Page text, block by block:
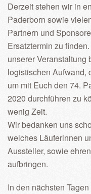
Derzeit stehen wir in
Paderborn sowie
Partnern und
Ersatztermin zu
unserer Veranstaltung
logistischen Aufwand,
um mit Euch den 74.
2020 durchführen zu
wenig Zeit.
Wir bedanken uns
welches Läuferinnen
Aussteller, sowie
aufbringen.
In den nächsten